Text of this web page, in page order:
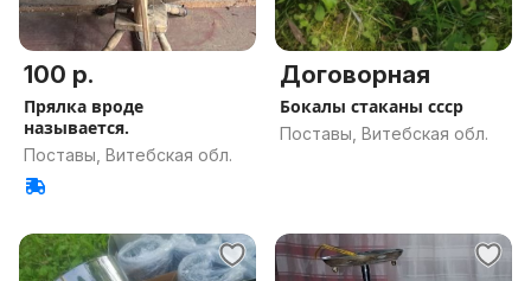
100 р.
Прялка вроде
называется.
Поставы, Витебская обл.
Договорная
Бокалы стаканы ссср
Поставы, Витебская обл.